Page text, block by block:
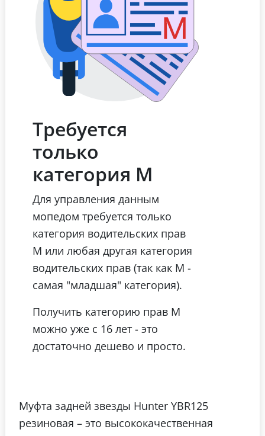
Требуется
только
категория М
Для управления данным
мопедом требуется только
категория водительских прав
М или любая другая категория
водительских прав (так как М -
самая "младшая" категория).
Получить категорию прав М
можно уже с 16 лет - это
достаточно дешево и просто.
Муфта задней звезды Hunter YBR125
резиновая – это высококачественная